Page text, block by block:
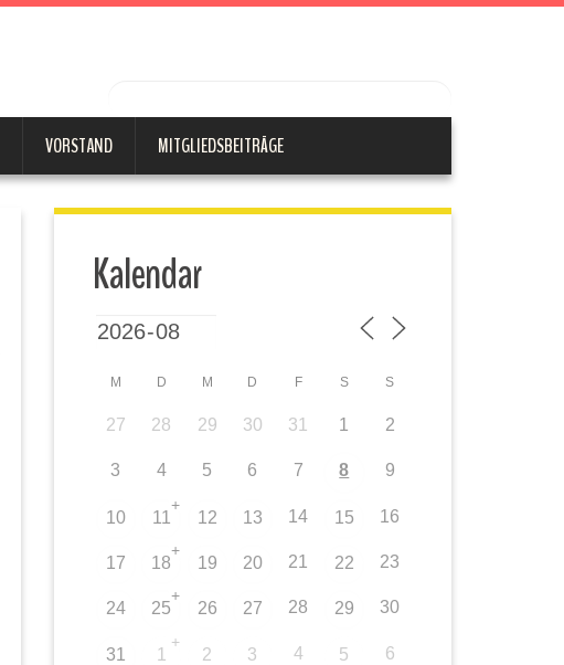
VORSTAND MITGLIEDSBEITRÄGE
Kalendar
M D M D F S S
27 28 29 30 31 1 2
3 4 5 6 7 8 9
10 11
+
12 13 14 15 16
17 18
+
19 20 21 22 23
24 25
+
26 27 28 29 30
31 1
+
2 3 4 5 6